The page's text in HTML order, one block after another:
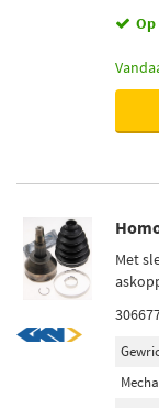
Met